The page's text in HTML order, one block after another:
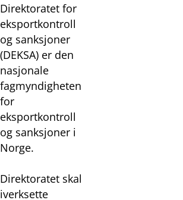
Direktoratet for
eksportkontroll
og sanksjoner
(DEKSA) er den
nasjonale
fagmyndigheten
for
eksportkontroll
og sanksjoner i
Norge.
Direktoratet skal
iverksette